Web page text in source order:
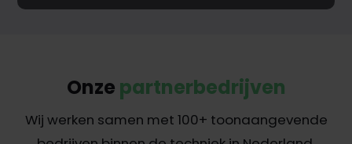
Onze partnerbedrijven
Wij werken samen met 100+ toonaangevende